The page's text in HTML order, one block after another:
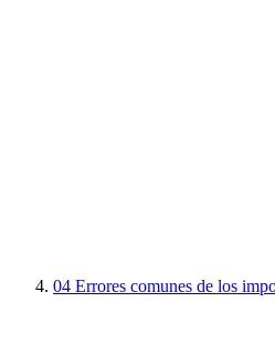
04 Errores comunes de los